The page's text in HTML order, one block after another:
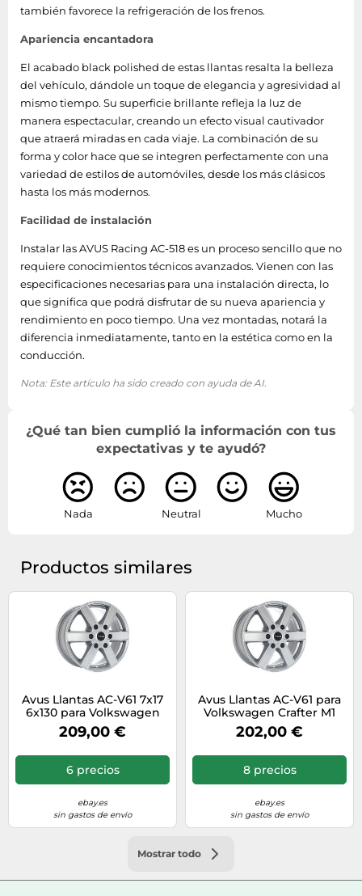
también favorece la refrigeración de los frenos.
Apariencia encantadora
El acabado black polished de estas llantas resalta la belleza
del vehículo, dándole un toque de elegancia y agresividad al
mismo tiempo. Su superficie brillante refleja la luz de
manera espectacular, creando un efecto visual cautivador
que atraerá miradas en cada viaje. La combinación de su
forma y color hace que se integren perfectamente con una
variedad de estilos de automóviles, desde los más clásicos
hasta los más modernos.
Facilidad de instalación
Instalar las AVUS Racing AC-518 es un proceso sencillo que no
requiere conocimientos técnicos avanzados. Vienen con las
especificaciones necesarias para una instalación directa, lo
que significa que podrá disfrutar de su nueva apariencia y
rendimiento en poco tiempo. Una vez montadas, notará la
diferencia inmediatamente, tanto en la estética como en la
conducción.
Nota: Este artículo ha sido creado con ayuda de AI.
¿Qué tan bien cumplió la información con tus
expectativas y te ayudó?
Nada Neutral Mucho
Productos similares
Avus Llantas AC-V61 7x17
6x130 para Volkswagen
Crafter N1 Hyper Silver
RZY
209,00 €
6 precios
ebay.es
sin gastos de envío
Avus Llantas AC-V61 para
Volkswagen Crafter M1
7x17 6x130 Hyper Silver
NQJ
202,00 €
8 precios
ebay.es
sin gastos de envío
Mostrar todo